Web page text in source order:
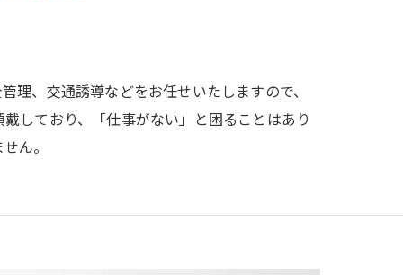
理、交通誘導などをお任せいたしますので、
しており、「仕事がない」と困ることはあり
ん。